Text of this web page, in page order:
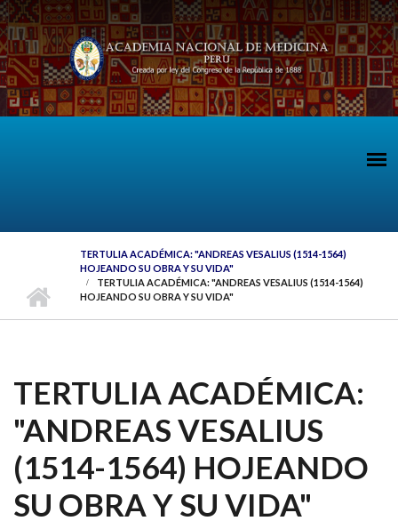
Pasar al contenido principal
TERTULIA ACADÉMICA: "ANDREAS VESALIUS (1514-1564)
HOJEANDO SU OBRA Y SU VIDA"
TERTULIA ACADÉMICA: "ANDREAS VESALIUS (1514-1564)
HOJEANDO SU OBRA Y SU VIDA"
TERTULIA ACADÉMICA:
"ANDREAS VESALIUS
(1514-1564) HOJEANDO
SU OBRA Y SU VIDA"